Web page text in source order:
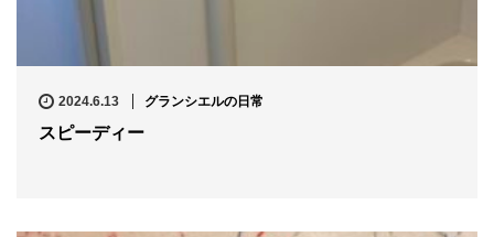
2024.6.13 グランシエルの日常
スピーディー